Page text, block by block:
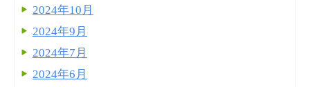
2024年10月
2024年9月
2024年7月
2024年6月